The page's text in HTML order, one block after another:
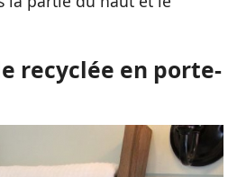
recyclée en porte-